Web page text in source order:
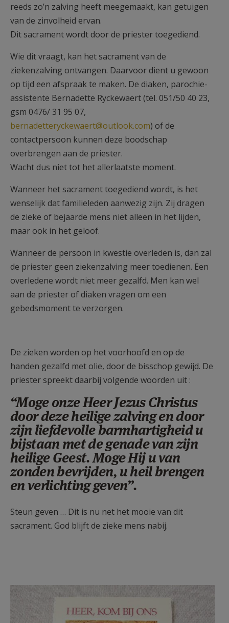
reeds zo’n zalving heeft meegemaakt, kan getuigen
van de zinvolheid ervan.
Dit sacrament wordt door de priester toegediend.
Wie dit vraagt, kan het sacrament van de
ziekenzalving ontvangen. Daarvoor dient u gewoon
op tijd een afspraak te maken. De diaken, parochie-
assistente Bernadette Ryckewaert (tel. 051/50 40 23,
gsm 0476/ 31 95 07,
bernadetteryckewaert@outlook.com) of de
contactpersoon kunnen deze boodschap
overbrengen aan de priester.
Wacht dus niet tot het allerlaatste moment.
Wanneer het sacrament toegediend wordt, is het
wenselijk dat familieleden aanwezig zijn. Zij dragen
de zieke of bejaarde mens niet alleen in het lijden,
maar ook in het geloof.
Wanneer de persoon in kwestie overleden is, dan zal
de priester geen ziekenzalving meer toedienen. Een
overledene wordt niet meer gezalfd. Men kan wel
aan de priester of diaken vragen om een
gebedsmoment te verzorgen.
De zieken worden op het voorhoofd en op de
handen gezalfd met olie, door de bisschop gewijd. De
priester spreekt daarbij volgende woorden uit :
“Moge onze Heer Jezus Christus
door deze heilige zalving en door
zijn liefdevolle barmhartigheid u
bijstaan met de genade van zijn
heilige Geest. Moge Hij u van
zonden bevrijden, u heil brengen
en verlichting geven”.
Steun geven … Dit is nu net het mooie van dit
sacrament. God blijft de zieke mens nabij.